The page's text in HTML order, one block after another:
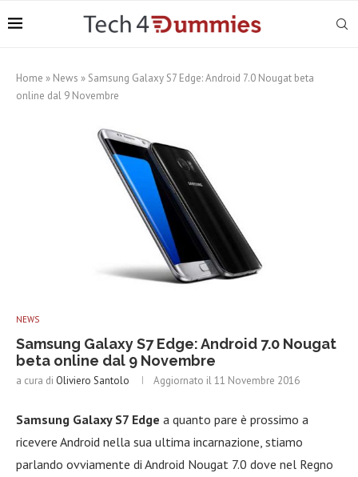
Home » News » Samsung Galaxy S7 Edge: Android 7.0 Nougat beta
online dal 9 Novembre
NEWS
Samsung Galaxy S7 Edge: Android 7.0 Nougat
beta online dal 9 Novembre
a cura di Oliviero Santolo Aggiornato il11 Novembre 2016
Samsung Galaxy S7 Edge a quanto pare è prossimo a
ricevere Android nella sua ultima incarnazione, stiamo
parlando ovviamente di Android Nougat 7.0 dove nel Regno